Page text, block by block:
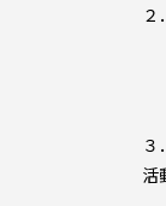
２
活